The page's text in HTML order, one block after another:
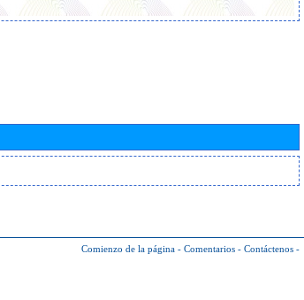
Comienzo de la página - Comentarios - Contáctenos -